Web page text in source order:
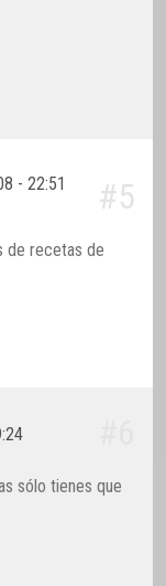
- 22:51 #5
de recetas de
sólo tienes que